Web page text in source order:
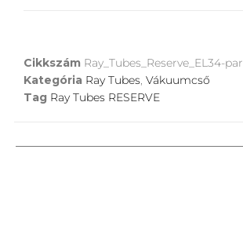
Cikkszám Ray_Tubes_Reserve_EL34-par
Kategória Ray Tubes, Vákuumcső
Tag Ray Tubes RESERVE